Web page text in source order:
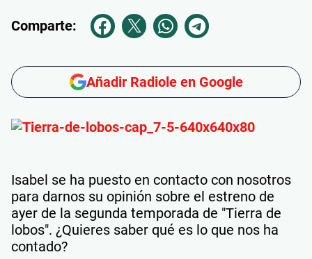
Comparte:
Añadir Radiole en Google
Isabel se ha puesto en contacto con nosotros
para darnos su opinión sobre el estreno de
ayer de la segunda temporada de "Tierra de
lobos". ¿Quieres saber qué es lo que nos ha
contado?